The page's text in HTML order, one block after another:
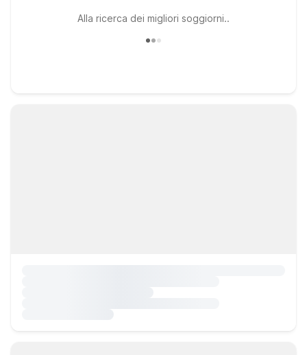
Alla ricerca dei migliori soggiorni..